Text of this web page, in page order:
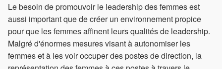
Le besoin de promouvoir le leadership des femmes est
aussi important que de créer un environnement propice
pour que les femmes affinent leurs qualités de leadership.
Malgré d'énormes mesures visant à autonomiser les
femmes et à les voir occuper des postes de direction, la